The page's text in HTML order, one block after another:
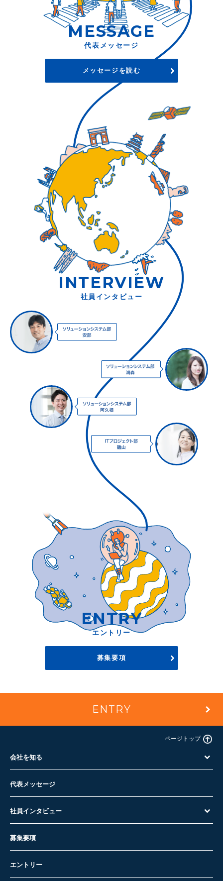
MESSAGE
代表メッセージ
メッセージを読む
INTERVIEW
社員インタビュー
ENTRY
エントリー
募集要項
ENTRY
会社を知る
代表メッセージ
社員インタビュー
募集要項
エントリー
ページトップ